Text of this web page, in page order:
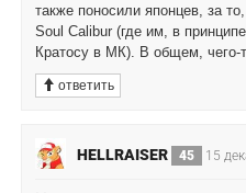
также поносили японцев, за
Soul Calibur (где им, в
Кратосу в МК). В общем, чего-
ответить
HELLRAISER 45 15